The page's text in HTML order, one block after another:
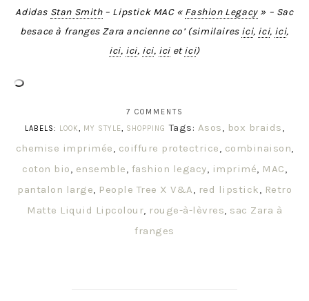
Adidas Stan Smith– Lipstick MAC « Fashion Legacy» – Sac
besace à franges Zara ancienne co’ (similaires ici, ici, ici,
ici, ici, ici, ici etici)
7 COMMENTS
LABELS:
LOOK, MY STYLE, SHOPPING Tags: Asos, box braids,
chemise imprimée, coiffure protectrice, combinaison,
coton bio, ensemble, fashion legacy, imprimé, MAC,
pantalon large, People Tree X V&A, red lipstick, Retro
Matte Liquid Lipcolour, rouge-à-lèvres, sac Zara à
franges